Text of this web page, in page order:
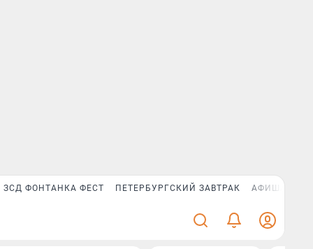
ЗСД ФОНТАНКА ФЕСТ ПЕТЕРБУРГСКИЙ ЗАВТРАК АФИША PLUS